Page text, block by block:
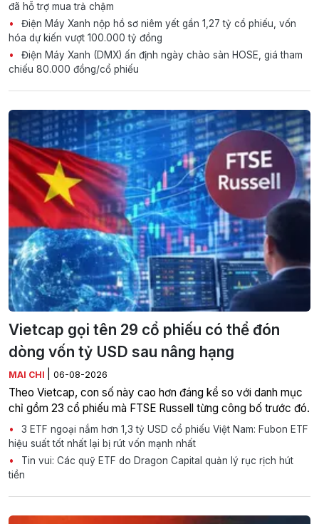
đã hỗ trợ mua trả chậm
Điện Máy Xanh nộp hồ sơ niêm yết gần 1,27 tỷ cổ phiếu, vốn
hóa dự kiến vượt 100.000 tỷ đồng
Điện Máy Xanh (DMX) ấn định ngày chào sàn HOSE, giá tham
chiếu 80.000 đồng/cổ phiếu
Vietcap gọi tên 29 cổ phiếu có thể đón
dòng vốn tỷ USD sau nâng hạng
MAI CHI 06-08-2026
Theo Vietcap, con số này cao hơn đáng kể so với danh mục
chỉ gồm 23 cổ phiếu mà FTSE Russell từng công bố trước đó.
3 ETF ngoại nắm hơn 1,3 tỷ USD cổ phiếu Việt Nam: Fubon ETF
hiệu suất tốt nhất lại bị rút vốn mạnh nhất
Tin vui: Các quỹ ETF do Dragon Capital quản lý rục rịch hút
tiền